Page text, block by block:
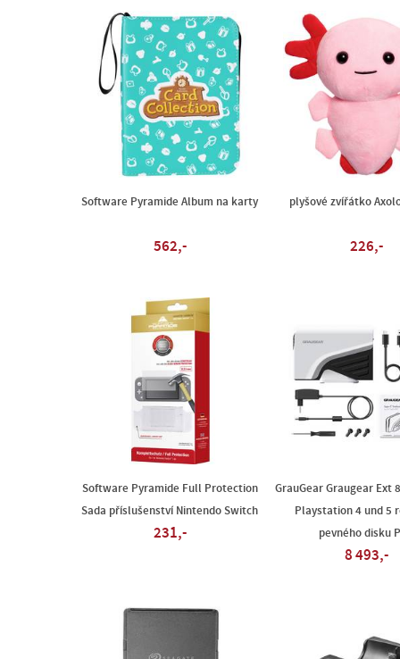
Software Pyramide Album na karty
562,-
plyšové zvířátko
226,-
Software Pyramide Full Protection
Sada příslušenství Nintendo Switch
231,-
GrauGear Graugear Ext
Playstation 4 und 5
pevného disku
8 493,-